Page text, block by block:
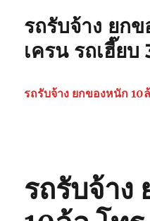
ของ
10ล้อ
เครน
0825566214,
080062848
รถรับจ้าง ยก
เครน รถเฮี๊ย
รถรับจ้าง ยกของหนัก 10
รถรับจ้าง